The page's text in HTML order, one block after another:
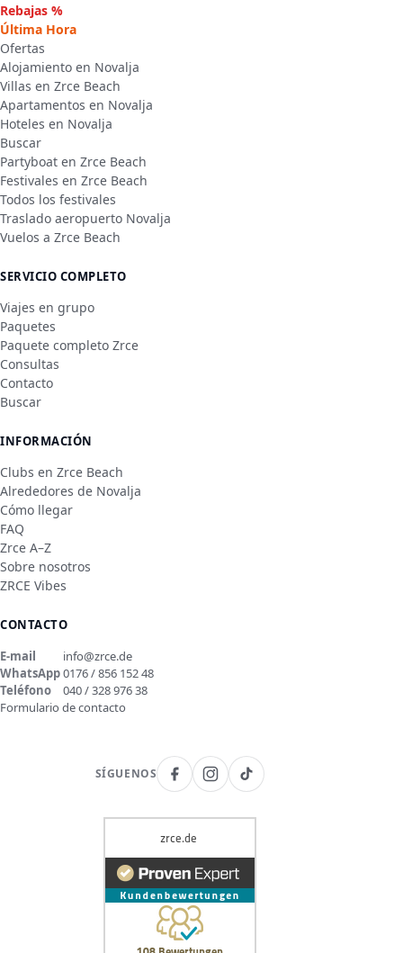
Rebajas %
Última Hora
Ofertas
Alojamiento en Novalja
Villas en Zrce Beach
Apartamentos en Novalja
Hoteles en Novalja
Buscar
Partyboat en Zrce Beach
Festivales en Zrce Beach
Todos los festivales
Traslado aeropuerto Novalja
Vuelos a Zrce Beach
SERVICIO COMPLETO
Viajes en grupo
Paquetes
Paquete completo Zrce
Consultas
Contacto
Buscar
INFORMACIÓN
Clubs en Zrce Beach
Alrededores de Novalja
Cómo llegar
FAQ
Zrce A–Z
Sobre nosotros
ZRCE Vibes
CONTACTO
E-mail
info@zrce.de
WhatsApp0176 / 856 152 48
Teléfono
040 / 328 976 38
Formulario de contacto
SÍGUENOS